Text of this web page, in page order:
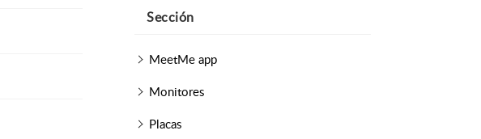
Sección
MeetMe app
Monitores
Placas